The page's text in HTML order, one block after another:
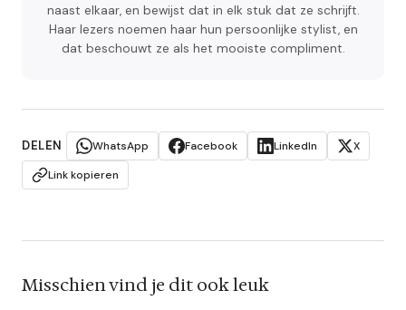
naast elkaar, en bewijst dat in elk stuk dat ze schrijft.
Haar lezers noemen haar hun persoonlijke stylist, en
dat beschouwt ze als het mooiste compliment.
DELEN WhatsApp Facebook LinkedIn
X
Link kopieren
Misschien vind je dit ook leuk